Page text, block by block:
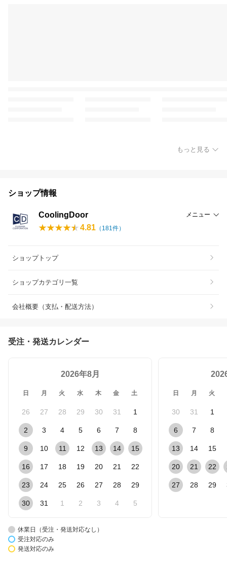
もっと見る
ショップ情報
CoolingDoor メニュー
4.81 （ 181件）
ショップトップ
ショップカテゴリ一覧
会社概要（支払・配送方法）
受注・発送カレンダー
2026年8月
日 月 火 水 木 金 土
26 27 28 29 30 31 1
2 3 4 5 6 7 8
9 10 11 12 13 14 15
16 17 18 19 20 21 22
23 24 25 26 27 28 29
30 31 1 2 3 4 5
日 月 火
30 31 1
6 7 8
13 14 15
20 21 22
27 28 29
休業日（受注・発送対応なし）
受注対応のみ
発送対応のみ